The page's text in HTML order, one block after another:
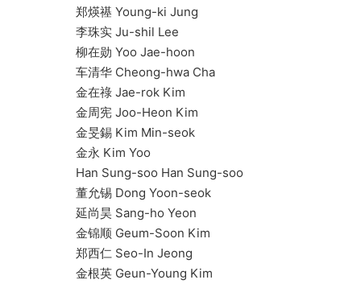
郑煐禥 Young-ki Jung
李珠实 Ju-shil Lee
柳在勋 Yoo Jae-hoon
车清华 Cheong-hwa Cha
金在祿 Jae-rok Kim
金周宪 Joo-Heon Kim
金旻錫 Kim Min-seok
金永 Kim Yoo
Han Sung-soo Han Sung-soo
董允锡 Dong Yoon-seok
延尚昊 Sang-ho Yeon
金锦顺 Geum-Soon Kim
郑西仁 Seo-In Jeong
金根英 Geun-Young Kim